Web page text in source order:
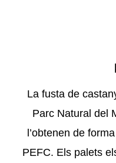
La fusta de
Parc Natural del
l’obtenen de
PEFC. Els palets